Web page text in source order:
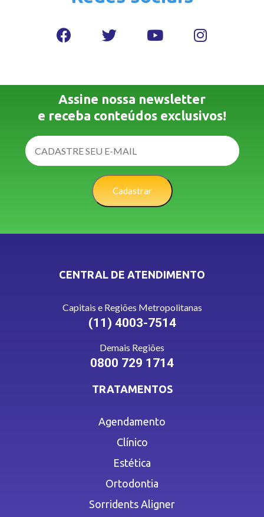
Assine nossa newsletter
e receba conteúdos exclusivos!
Cadastrar
CENTRAL DE ATENDIMENTO
Capitais e Regiões Metropolitanas
(11) 4003-7514
Demais Regiões
0800 729 1714
TRATAMENTOS
Agendamento
Clínico
Estética
Ortodontia
Sorridents Aligner